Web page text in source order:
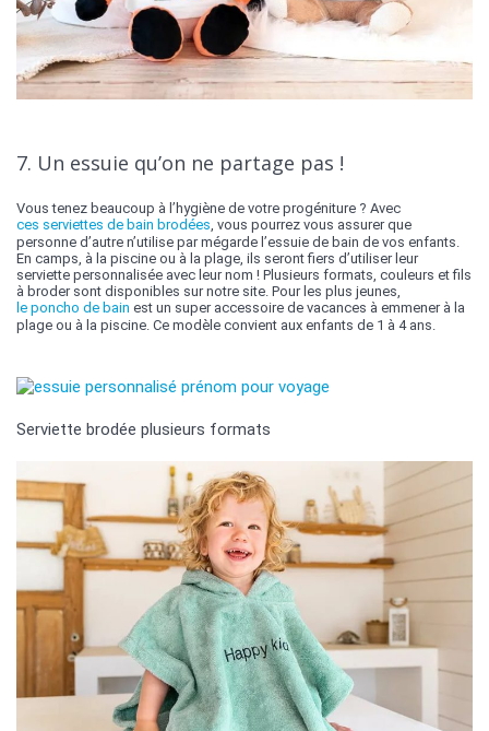
7. Un essuie qu’on ne partage pas !
Vous tenez beaucoup à l’hygiène de votre progéniture ? Avec
ces serviettes de bain brodées , vous pourrez vous assurer que
personne d’autre n’utilise par mégarde l’essuie de bain de vos enfants.
En camps, à la piscine ou à la plage, ils seront fiers d’utiliser leur
serviette personnalisée avec leur nom ! Plusieurs formats, couleurs et fils
à broder sont disponibles sur notre site. Pour les plus jeunes,
le poncho de bain est un super accessoire de vacances à emmener à la
plage ou à la piscine. Ce modèle convient aux enfants de 1 à 4 ans.
Serviette brodée plusieurs formats